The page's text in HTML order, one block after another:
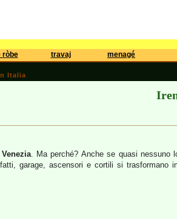
ròbe travaj menagé
Italia
Venezia. Ma perché? Anche se quasi nessuno
garage, ascensori e cortili si trasformano